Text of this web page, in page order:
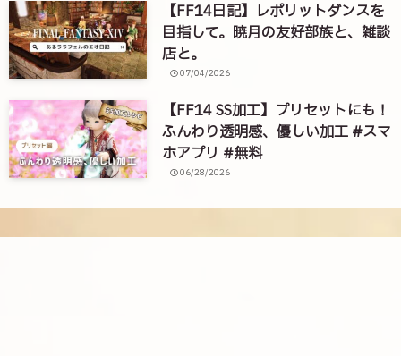
【FF14日記】レポリットダンスを
目指して。暁月の友好部族と、雑談
店と。
07/04/2026
【FF14 SS加工】プリセットにも！
ふんわり透明感、優しい加工 #スマ
ホアプリ #無料
06/28/2026